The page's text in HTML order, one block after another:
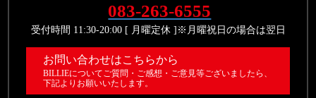
083-263-6555
受付時間 11:30-20:00 [ 月曜定休 ]※月曜祝日の場合は翌日
お問い合わせはこちらから
BILLIEについてご質問・ご感想・ご意見等ございましたら、
下記よりお願いいたします。